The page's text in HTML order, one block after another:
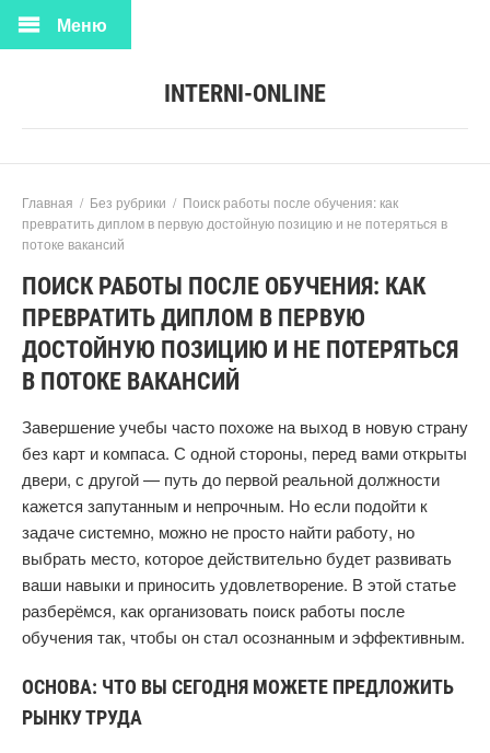
INTERNI-ONLINE
Меню
Главная / Без рубрики / Поиск работы после обучения: как
превратить диплом в первую достойную позицию и не потеряться в
потоке вакансий
ПОИСК РАБОТЫ ПОСЛЕ ОБУЧЕНИЯ: КАК
ПРЕВРАТИТЬ ДИПЛОМ В ПЕРВУЮ
ДОСТОЙНУЮ ПОЗИЦИЮ И НЕ ПОТЕРЯТЬСЯ
В ПОТОКЕ ВАКАНСИЙ
Завершение учебы часто похоже на выход в новую страну
без карт и компаса. С одной стороны, перед вами открыты
двери, с другой — путь до первой реальной должности
кажется запутанным и непрочным. Но если подойти к
задаче системно, можно не просто найти работу, но
выбрать место, которое действительно будет развивать
ваши навыки и приносить удовлетворение. В этой статье
разберёмся, как организовать поиск работы после
обучения так, чтобы он стал осознанным и эффективным.
ОСНОВА: ЧТО ВЫ СЕГОДНЯ МОЖЕТЕ ПРЕДЛОЖИТЬ
РЫНКУ ТРУДА